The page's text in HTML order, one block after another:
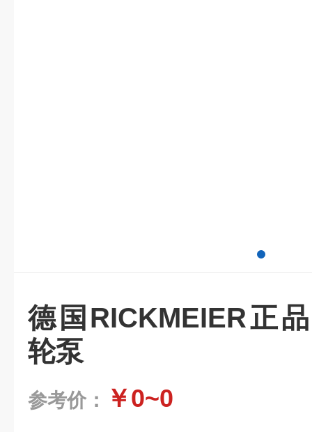
德国RICKMEIER正
轮泵
参考价： ￥0~0